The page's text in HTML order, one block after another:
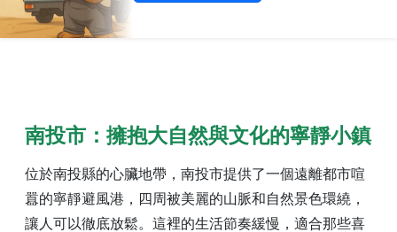
南投市：擁抱大自然與文化的寧靜小鎮
位於南投縣的心臟地帶，南投市提供了一個遠離都市喧
囂的寧靜避風港，四周被美麗的山脈和自然景色環繞，
讓人可以徹底放鬆。這裡的生活節奏緩慢，適合那些喜